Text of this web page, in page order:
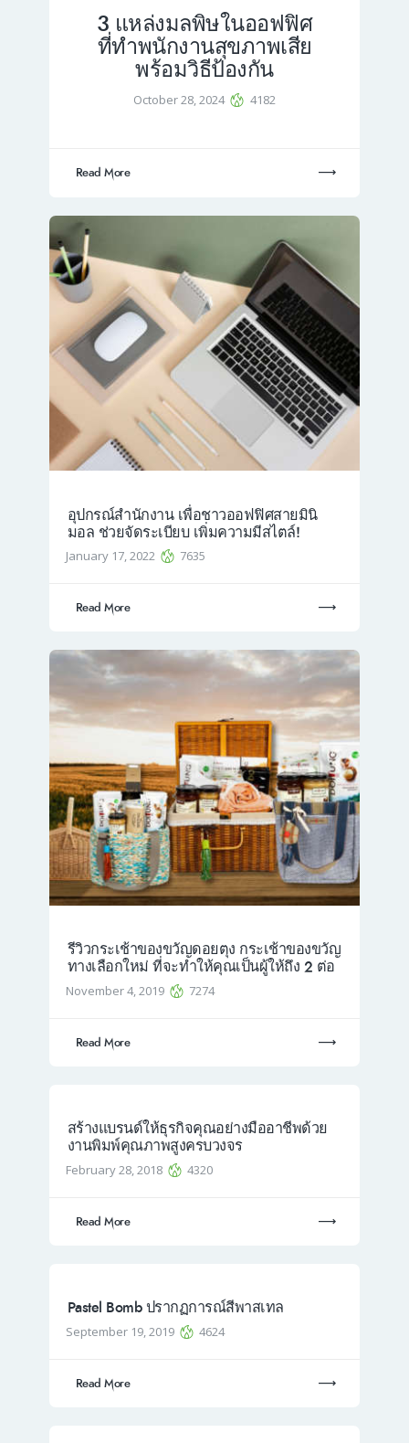
3 แหล่งมลพิษในออฟฟิศ
ที่ทำพนักงานสุขภาพเสีย
พร้อมวิธีป้องกัน
October 28, 2024 4182
Read More
อุปกรณ์สำนักงาน เพื่อชาวออฟฟิศสายมินิ
มอล ช่วยจัดระเบียบ เพิ่มความมีสไตล์!
January 17, 2022 7635
Read More
รีวิวกระเช้าของขวัญดอยตุง กระเช้าของขวัญ
ทางเลือกใหม่ ที่จะทำให้คุณเป็นผู้ให้ถึง 2 ต่อ
November 4, 2019 7274
Read More
สร้างแบรนด์ให้ธุรกิจคุณอย่างมืออาชีพด้วย
งานพิมพ์คุณภาพสูงครบวงจร
February 28, 2018 4320
Read More
Pastel Bomb ปรากฏการณ์สีพาสเทล
September 19, 2019 4624
Read More